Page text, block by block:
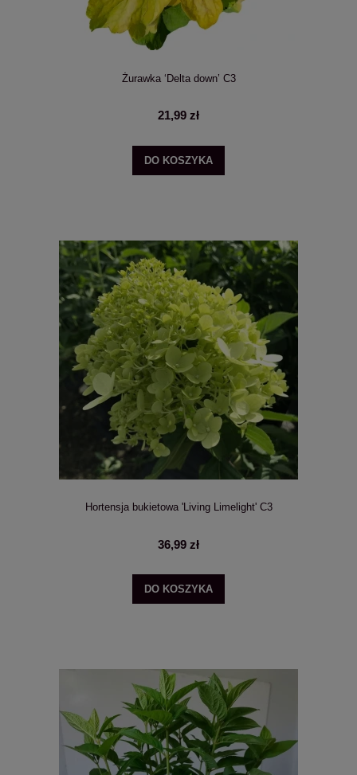
Żurawka ‘Delta down’ C3
21,99 zł
DO KOSZYKA
Hortensja bukietowa 'Living Limelight' C3
36,99 zł
DO KOSZYKA